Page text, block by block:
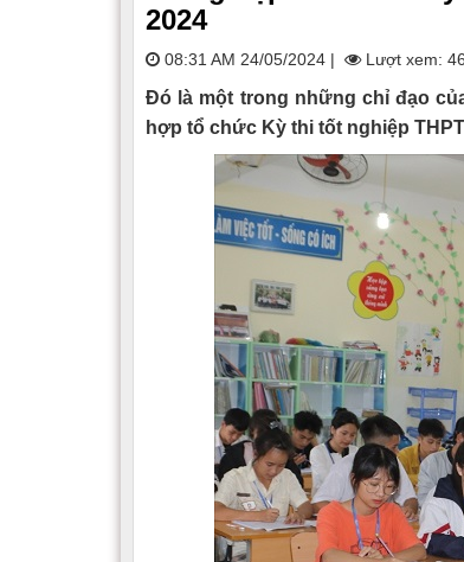
2024
08:31 AM 24/05/2024 | Lượt xem:
Đó là một trong những chỉ đạo
hợp tổ chức Kỳ thi tốt nghiệp